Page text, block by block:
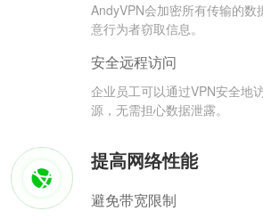
AndyVPN会加密所有传输的数
意行为者窃取信息。
安全远程访问
企业员工可以通过VPN安全地
源，无需担心数据泄露。
提高网络性能
避免带宽限制